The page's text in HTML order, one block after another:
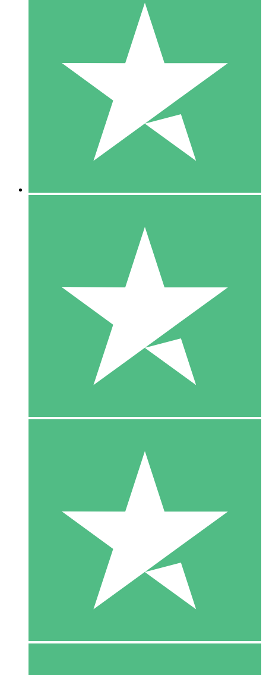
Individuelle Credit-Pakete
Zahlen Sie nach Bedarf mit Download-Credits. Keine
monatliche Verpflichtung erforderlich.
10 00
10 Downloads
20 00